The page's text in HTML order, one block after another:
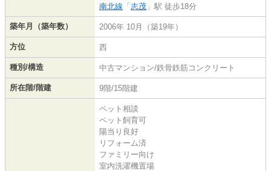
南北線 「 志茂 」駅 徒歩18分
築年月（築年数） 2006年 10月（築19年）
方位 西
種別/構造 中古マンション/鉄骨鉄筋コンクリート
所在階/階建 9階/15階建
ペット相談
ペット飼育可
陽当り良好
リフォーム済
ファミリー向け
室内洗濯機置場